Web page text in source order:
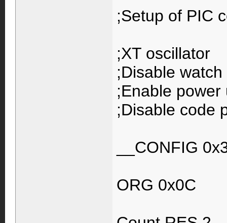
;Setup of PIC
;XT oscillator
;Disable
;Enable power
;Disable code
__CONFIG
ORG 0x0C